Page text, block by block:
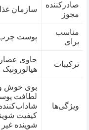
صادرکننده
مجوز
سازمان
مناسب
برای
پوست
ترکیبات
حاوی
ویژگی‌ها
بوی خوش و
لطافت
کیفیت
شوینده